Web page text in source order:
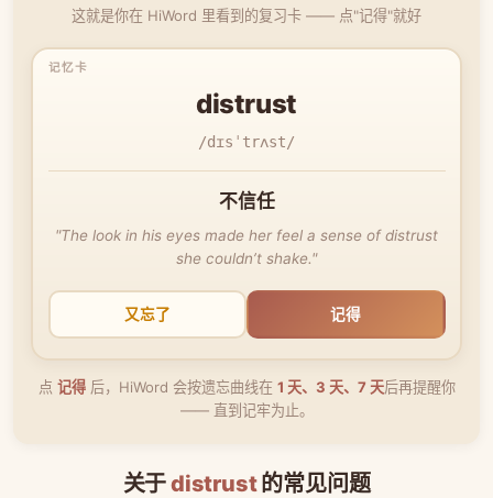
这就是你在 HiWord 里看到的复习卡 —— 点"记得"就好
distrust
/dɪsˈtrʌst/
不信任
"The look in his eyes made her feel a sense of distrust
she couldn’t shake."
又忘了 记得
点 记得后，HiWord 会按遗忘曲线在 1 天、3 天、7 天后再提醒你
—— 直到记牢为止。
关于distrust的常见问题